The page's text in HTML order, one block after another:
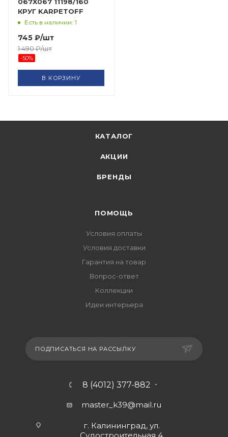
КРУГ KARPETOFF
Есть в наличии: 1
745 ₽/шт
1 490₽/шт
-50%
В КОРЗИНУ
КАТАЛОГ
АКЦИИ
БРЕНДЫ
ПОМОЩЬ
Условия оплаты
Условия доставки
Гарантия на товар
Вопрос-ответ
Коллекции
Идеи интерьера
ПОДПИСАТЬСЯ НА РАССЫЛКУ
8 (4012) 377-882
master_k39@mail.ru
г. Калининград, ул.